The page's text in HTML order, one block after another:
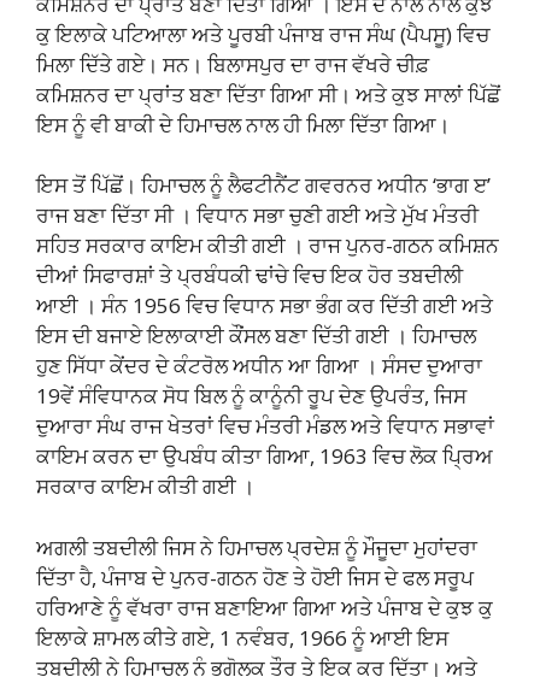
ਕੁ ਇਲਾਕੇ ਪਟਿਆਲਾ ਅਤੇ ਪੂਰਬੀ ਪੰਜਾਬ ਰਾਜ ਸੰਘ (ਪੈਪਸੂ) ਵਿਚ
ਮਿਲਾ ਦਿੱਤੇ ਗਏ। ਸਨ। ਬਿਲਾਸਪੁਰ ਦਾ ਰਾਜ ਵੱਖਰੇ ਚੀਫ਼
ਕਮਿਸ਼ਨਰ ਦਾ ਪ੍ਰਾਂਤ ਬਣਾ ਦਿੱਤਾ ਗਿਆ ਸੀ। ਅਤੇ ਕੁਝ ਸਾਲਾਂ ਪਿੱਛੋਂ
ਇਸ ਨੂੰ ਵੀ ਬਾਕੀ ਦੇ ਹਿਮਾਚਲ ਨਾਲ ਹੀ ਮਿਲਾ ਦਿੱਤਾ ਗਿਆ।
ਇਸ ਤੋਂ ਪਿੱਛੋਂ। ਹਿਮਾਚਲ ਨੂੰ ਲੈਫਟੀਨੈਂਟ ਗਵਰਨਰ ਅਧੀਨ ‘ਭਾਗ ੲ’
ਰਾਜ ਬਣਾ ਦਿੱਤਾ ਸੀ । ਵਿਧਾਨ ਸਭਾ ਚੁਣੀ ਗਈ ਅਤੇ ਮੁੱਖ ਮੰਤਰੀ
ਸਹਿਤ ਸਰਕਾਰ ਕਾਇਮ ਕੀਤੀ ਗਈ । ਰਾਜ ਪੁਨਰ-ਗਠਨ ਕਮਿਸ਼ਨ
ਦੀਆਂ ਸਿਫਾਰਸ਼ਾਂ ਤੇ ਪ੍ਰਬੰਧਕੀ ਢਾਂਚੇ ਵਿਚ ਇਕ ਹੋਰ ਤਬਦੀਲੀ
ਆਈ । ਸੰਨ 1956 ਵਿਚ ਵਿਧਾਨ ਸਭਾ ਭੰਗ ਕਰ ਦਿੱਤੀ ਗਈ ਅਤੇ
ਇਸ ਦੀ ਬਜਾਏ ਇਲਾਕਾਈ ਕੌਂਸਲ ਬਣਾ ਦਿੱਤੀ ਗਈ । ਹਿਮਾਚਲ
ਹੁਣ ਸਿੱਧਾ ਕੇਂਦਰ ਦੇ ਕੰਟਰੋਲ ਅਧੀਨ ਆ ਗਿਆ । ਸੰਸਦ ਦੁਆਰਾ
19ਵੇਂ ਸੰਵਿਧਾਨਕ ਸੋਧ ਬਿਲ ਨੂੰ ਕਾਨੂੰਨੀ ਰੂਪ ਦੇਣ ਉਪਰੰਤ, ਜਿਸ
ਦੁਆਰਾ ਸੰਘ ਰਾਜ ਖੇਤਰਾਂ ਵਿਚ ਮੰਤਰੀ ਮੰਡਲ ਅਤੇ ਵਿਧਾਨ ਸਭਾਵਾਂ
ਕਾਇਮ ਕਰਨ ਦਾ ਉਪਬੰਧ ਕੀਤਾ ਗਿਆ, 1963 ਵਿਚ ਲੋਕ ਪ੍ਰਿਅ
ਸਰਕਾਰ ਕਾਇਮ ਕੀਤੀ ਗਈ ।
ਅਗਲੀ ਤਬਦੀਲੀ ਜਿਸ ਨੇ ਹਿਮਾਚਲ ਪ੍ਰਦੇਸ਼ ਨੂੰ ਮੌਜੂਦਾ ਮੁਹਾਂਦਰਾ
ਦਿੱਤਾ ਹੈ, ਪੰਜਾਬ ਦੇ ਪੁਨਰ-ਗਠਨ ਹੋਣ ਤੇ ਹੋਈ ਜਿਸ ਦੇ ਫਲ ਸਰੂਪ
ਹਰਿਆਣੇ ਨੂੰ ਵੱਖਰਾ ਰਾਜ ਬਣਾਇਆ ਗਿਆ ਅਤੇ ਪੰਜਾਬ ਦੇ ਕੁਝ ਕੁ
ਇਲਾਕੇ ਸ਼ਾਮਲ ਕੀਤੇ ਗਏ, 1 ਨਵੰਬਰ, 1966 ਨੂੰ ਆਈ ਇਸ
ਤਬਦੀਲੀ ਨੇ ਹਿਮਾਚਲ ਨੂੰ ਭੂਗੋਲਕ ਤੌਰ ਤੇ ਇਕ ਕਰ ਦਿੱਤਾ। ਅਤੇ